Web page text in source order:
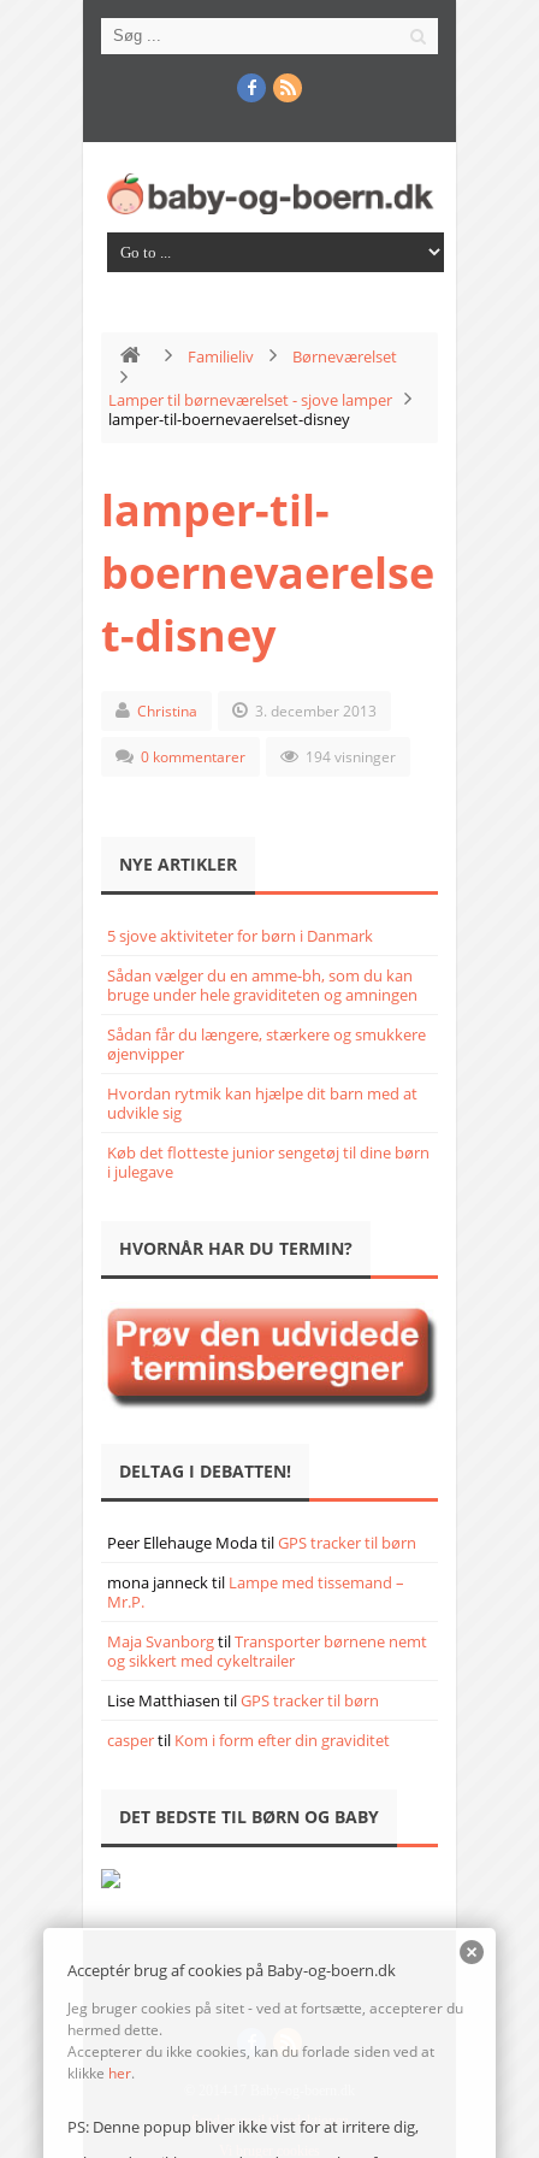
Familieliv
Børneværelset
Lamper til børneværelset - sjove lamper
lamper-til-boernevaerelset-disney
lamper-til-
boernevaerelse
t-disney
Christina 3. december 2013
0 kommentarer 194 visninger
NYE ARTIKLER
5 sjove aktiviteter for børn i Danmark
Sådan vælger du en amme-bh, som du kan
bruge under hele graviditeten og amningen
Sådan får du længere, stærkere og smukkere
øjenvipper
Hvordan rytmik kan hjælpe dit barn med at
udvikle sig
Køb det flotteste junior sengetøj til dine børn
i julegave
HVORNÅR HAR DU TERMIN?
DELTAG I DEBATTEN!
Peer Ellehauge ModatilGPS tracker til børn
mona jannecktil Lampe med tissemand –
Mr.P.
Maja SvanborgtilTransporter børnene nemt
og sikkert med cykeltrailer
Lise Matthiasen tilGPS tracker til børn
caspertil Kom i form efter din graviditet
DET BEDSTE TIL BØRN OG BABY
Send en mail til redaktionen
Acceptér brug af cookies på Baby-og-boern.dk
Jeg bruger cookies på sitet - ved at fortsætte, accepterer du
hermed dette.
Accepterer du ikke cookies, kan du forlade siden ved at
klikke her.
PS: Denne popup bliver ikke vist for at irritere dig,